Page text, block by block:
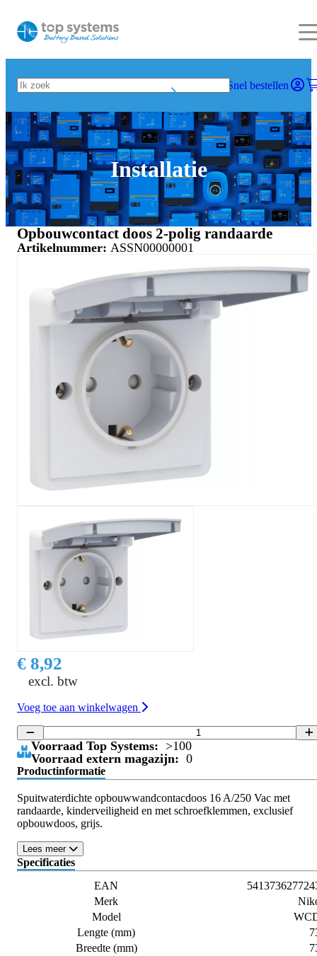
Snel bestellen
Installatie
Opbouwcontact doos 2-polig randaarde
Artikelnummer: ASSN00000001
€ 8,92
excl. btw
Voeg toe aan winkelwagen
Voorraad Top Systems: >100
Voorraad extern magazijn: 0
Productinformatie
Spuitwaterdichte opbouwwandcontacdoos 16 A/250 Vac met
randaarde, kinderveiligheid en met schroefklemmen, exclusief
opbouwdoos, grijs.
Lees meer
Specificaties
EAN
Merk
Model
Lengte (mm)
Breedte (mm)